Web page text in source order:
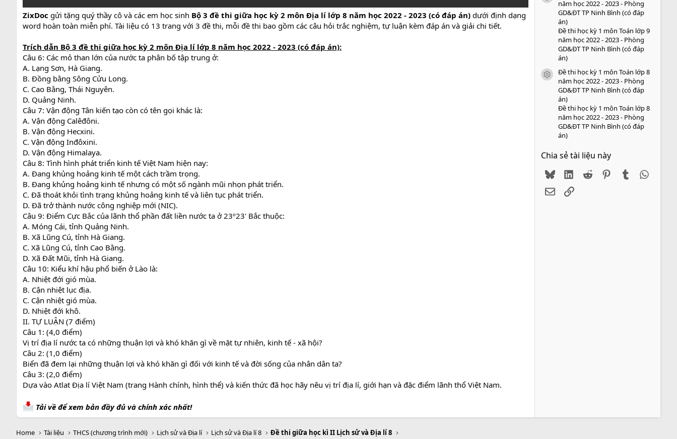
ZixDoc gửi tặng quý thầy cô và các em học sinh Bộ 3 đề thi giữa học kỳ 2 môn Địa lí lớp 8 năm học 2022 - 2023 (có đáp án) dưới định dạng
word hoàn toàn miễn phí. Tài liệu có 13 trang với 3 đề thi, mỗi đề thi bao gồm các câu hỏi trắc nghiệm, tự luận kèm đáp án và giải chi tiết.
Trích dẫn Bộ 3 đề thi giữa học kỳ 2 môn Địa lí lớp 8 năm học 2022 - 2023 (có đáp án):
Câu 6: Các mỏ than lớn của nước ta phân bố tập trung ở:
A. Lạng Sơn, Hà Giang.
B. Đồng bằng Sông Cửu Long.
C. Cao Bằng, Thái Nguyên.
D. Quảng Ninh.
Câu 7: Vận động Tân kiến tạo còn có tên gọi khác là:
A. Vận động Calêđôni.
B. Vận động Hecxini.
C. Vận động Inđôxini.
D. Vận động Himalaya.
Câu 8: Tình hình phát triển kinh tế Việt Nam hiện nay:
A. Đang khủng hoảng kinh tế một cách trầm trọng.
B. Đang khủng hoảng kinh tế nhưng có một số ngành mũi nhọn phát triển.
C. Đã thoát khỏi tình trạng khủng hoảng kinh tế và liên tục phát triển.
D. Đã trở thành nước công nghiệp mới (NIC).
Câu 9: Điểm Cực Bắc của lãnh thổ phần đất liền nước ta ở 23º23' Bắc thuộc:
A. Móng Cái, tỉnh Quảng Ninh.
B. Xã Lũng Cú, tỉnh Hà Giang.
C. Xã Lũng Cú, tỉnh Cao Bằng.
D. Xã Đất Mũi, tỉnh Hà Giang.
Câu 10: Kiểu khí hậu phổ biến ở Lào là:
A. Nhiệt đới gió mùa.
B. Cận nhiệt lục địa.
C. Cận nhiệt gió mùa.
D. Nhiệt đới khô.
II. TỰ LUẬN (7 điểm)
Câu 1: (4,0 điểm)
Vị trí địa lí nước ta có những thuận lợi và khó khăn gì về mặt tự nhiên, kinh tế - xã hội?
Câu 2: (1,0 điểm)
Biển đã đem lại những thuận lợi và khó khăn gì đối với kinh tế và đời sống của nhân dân ta?
Câu 3: (2,0 điểm)
Dựa vào Atlat Địa lí Việt Nam (trang Hành chính, hình thể) và kiến thức đã học hãy nêu vị trí địa lí, giới hạn và đặc điểm lãnh thổ Việt Nam.
Tải về để xem bản đầy đủ và chính xác nhất!
năm học 2022 - 2023 - Phòng
GD&ĐT TP Ninh Bình (có đáp
án)
Đề thi học kỳ 1 môn Toán lớp 9
năm học 2022 - 2023 - Phòng
GD&ĐT TP Ninh Bình (có đáp
án)
icon tài liệu
Đề thi học kỳ 1 môn Toán lớp 8
năm học 2022 - 2023 - Phòng
GD&ĐT TP Ninh Bình (có đáp
án)
Đề thi học kỳ 1 môn Toán lớp 8
năm học 2022 - 2023 - Phòng
GD&ĐT TP Ninh Bình (có đáp
án)
Chia sẻ tài liệu này
BlueskyLinkedIn
Reddit PinterestTumblr
EmailLink
Home Tài liệu THCS (chương trình mới) Lịch sử và Địa lí Lịch sử và Địa lí 8 Đề thi giữa học kì II Lịch sử và Địa lí 8